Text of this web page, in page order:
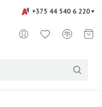
+375 44 540 6 220